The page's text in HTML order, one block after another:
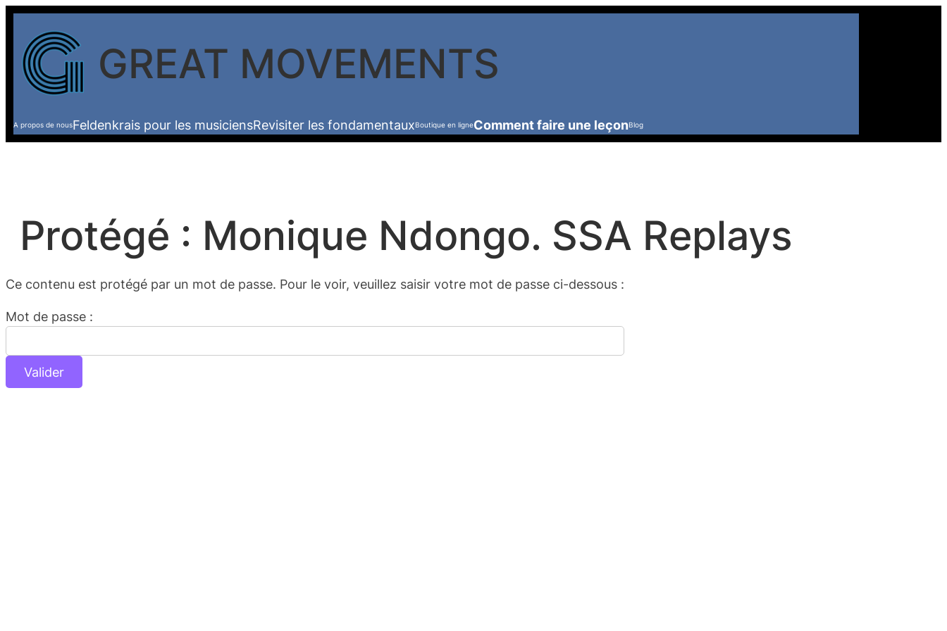
Aller
contenu
GREAT MOVEMENTS
A propos de nousFeldenkrais pour les musiciensRevisiter les fondamentauxBoutique en ligneComment faire une leçonBlog
Protégé : Monique Ndongo. SSA Replays
Ce contenu est protégé par un mot de passe. Pour le voir, veuillez saisir votre mot de passe ci-dessous :
Mot de passe :